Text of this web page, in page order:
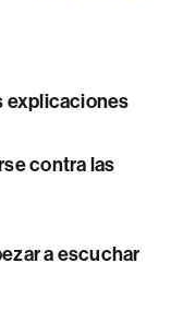
explicaciones
contra las
a escuchar